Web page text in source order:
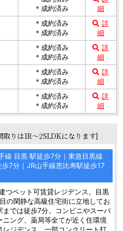
＊成約済み
細
＊成約済み
＊成約済み
詳
細
＊成約済み
＊成約済み
詳
細
＊成約済み
＊成約済み
詳
細
＊成約済み
＊成約済み
詳
細
取りは1R～2SLDKになります]
線 目黒 駅徒歩7分｜東急目黒線
歩7分｜JR山手線恵比寿駅徒歩17
つペット可賃貸レジデンス。目黒
の閑静な高級住宅街に立地してお
までは徒歩7分。コンビニやスーパ
ニング、薬局等全てが近く住環境